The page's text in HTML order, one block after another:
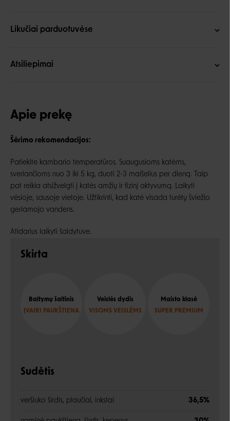
Likučiai parduotuvėse
Atsiliepimai
Apie prekę
Šėrimo rekomendacijos:
Patiekite kambario temperatūros. Suaugusioms katėms,
sveriančioms nuo 3 iki 5 kg, duoti 2-3 maišelius per dieną. Taip
pat reikia atsižvelgti į katės amžių ir fizinį aktyvumą. Laikyti
vėsioje, sausoje vietoje. Užtikrinti, kad katė visada turėtų šviežio
geriamojo vandens.
Atidarius laikyti šaldytuve.
Skirta
Baltymų šaltinis
ĮVAIRI PAUKŠTIENA
Veislės dydis
VISOMS VEISLĖMS
Maisto klasė
SUPER PREMIUM
Sudėtis
veršiuko širdis, plaučiai, inkstai 36,5%